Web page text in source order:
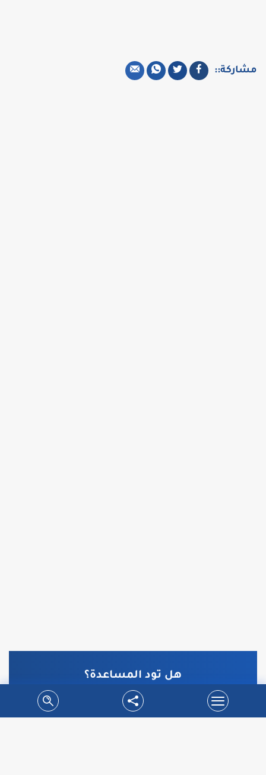
مشاركة::
هل تود المساعدة؟
سيقوم الفريق المختص بالتواصل معكم للاجابة على
كافة استفسارتكم بشكل كامل مجاناً